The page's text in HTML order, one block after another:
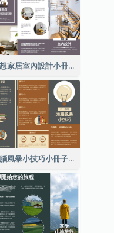
理想家居室內設計小冊子
頭腦風暴小技巧小冊子